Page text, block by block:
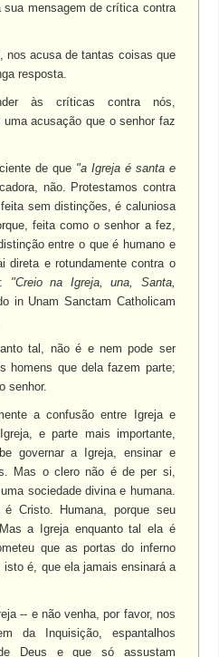
sua mensagem de crítica contra
nos acusa de tantas coisas que
resposta.
às críticas contra nós,
acusação que o senhor faz
de que "a Igreja é santa e
não. Protestamos contra
sem distinções, é caluniosa
feita como o senhor a fez,
entre o que é humano e
direta e rotundamente contra o
"Creio na Igreja, una, Santa,
in Unam Sanctam Catholicam
tal, não é e nem pode ser
homens que dela fazem parte;
senhor.
a confusão entre Igreja e
e parte mais importante,
governar a Igreja, ensinar e
Mas o clero não é de per si,
sociedade divina e humana.
Cristo. Humana, porque seu
a Igreja enquanto tal ela é
que as portas do inferno
isto é, que ela jamais ensinará a
-- e não venha, por favor, nos
da Inquisição, espantalhos
Deus e que só assustam